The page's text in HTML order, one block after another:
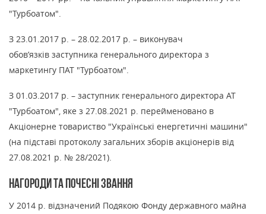
"Турбоатом".
З 23.01.2017 р. – 28.02.2017 р. – виконувач
обов’язків заступника генерального директора з
маркетингу ПАТ "Турбоатом".
З 01.03.2017 р. – заступник генерального директора АТ
"Турбоатом", яке з 27.08.2021 р. перейменовано в
Акціонерне товариство "Українські енергетичні машини"
(на підставі протоколу загальних зборів акціонерів від
27.08.2021 р. № 28/2021).
Нагороди та почесні звання
У 2014 р. відзначений Подякою Фонду державного майна